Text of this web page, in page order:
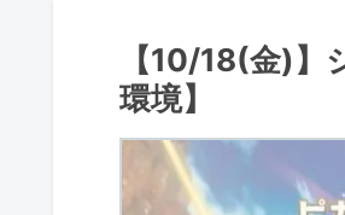
【10/18(金)
環境】